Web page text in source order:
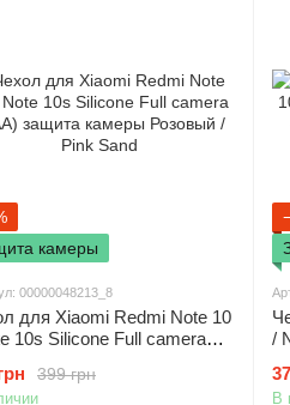
камеры
00000048213_8
для Xiaomi Redmi Note 10
10s Silicone Full camera
399 грн
/
В